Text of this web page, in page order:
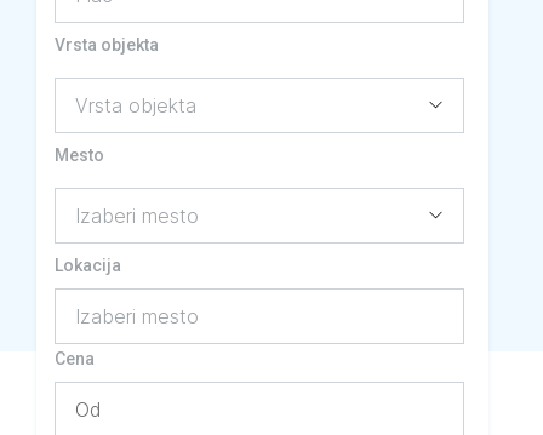
Vrsta objekta
Mesto
Lokacija
Izaberi mesto
Cena